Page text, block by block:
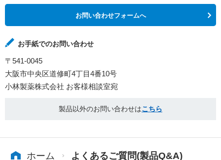
お問い合わせフォームへ
お手紙でのお問い合わせ
〒541-0045
大阪市中央区道修町4丁目4番10号
小林製薬株式会社 お客様相談室宛
製品以外のお問い合わせはこちら
ホーム よくあるご質問(製品Q&A)